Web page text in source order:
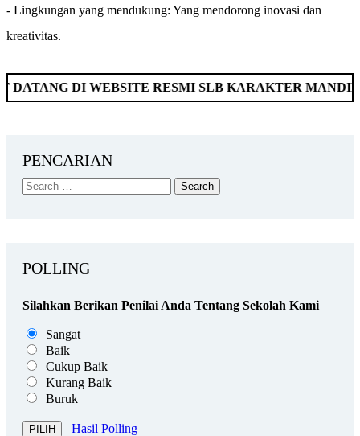
- Lingkungan yang mendukung: Yang mendorong inovasi dan
kreativitas.
WEBSITE RESMI SLB KARAKTER MANDIRI
PENCARIAN
POLLING
Silahkan Berikan Penilai Anda Tentang Sekolah Kami
Sangat
Baik
Cukup Baik
Kurang Baik
Buruk
Hasil Polling